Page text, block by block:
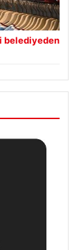
belediyeden